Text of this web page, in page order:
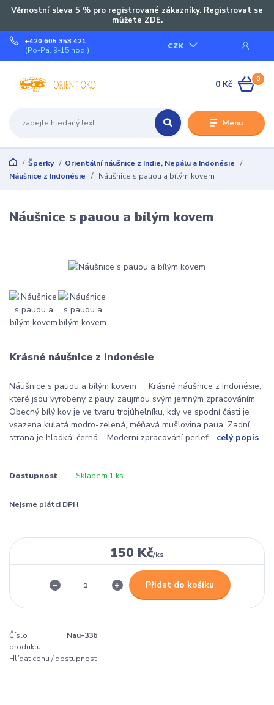
Věrnostní sleva 5 % pro registrované zákazníky. Registrovat se
můžete ZDE.
Menu
CZK
+420 605 353 421
(Po-Pá, 9-15 hod.)
0
0 Kč
Šperky
Orientální náušnice z Indie, Nepálu a Indonésie
Náušnice z Indonésie
Náušnice s pauou a bílým kovem
Náušnice s pauou a bílým kovem
Krásné náušnice z Indonésie
Náušnice s pauou a bílým kovem Krásné náušnice z Indonésie,
které jsou vyrobeny z pauy, zaujmou svým jemným zpracováním.
Obecný bílý kov je ve tvaru trojúhelníku, kdy ve spodní části je
vsazena kulatá modro-zelená, měňavá mušlovina paua. Zadní
strana je hladká, černá. Moderní zpracování perleť... celý popis
Dostupnost Skladem 1 ks
Nejsme plátci DPH
150 Kč/ks
Přidat do košíku
Číslo
produktu:
Nau-336
Hlídat cenu / dostupnost